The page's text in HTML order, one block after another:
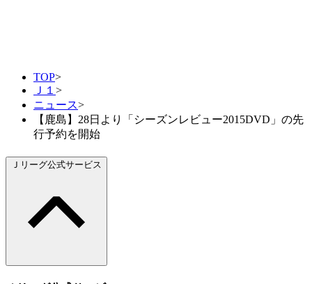
TOP>
Ｊ１ >
ニュース>
【鹿島】28日より「シーズンレビュー2015DVD」の先
行予約を開始
Ｊリーグ公式サービス